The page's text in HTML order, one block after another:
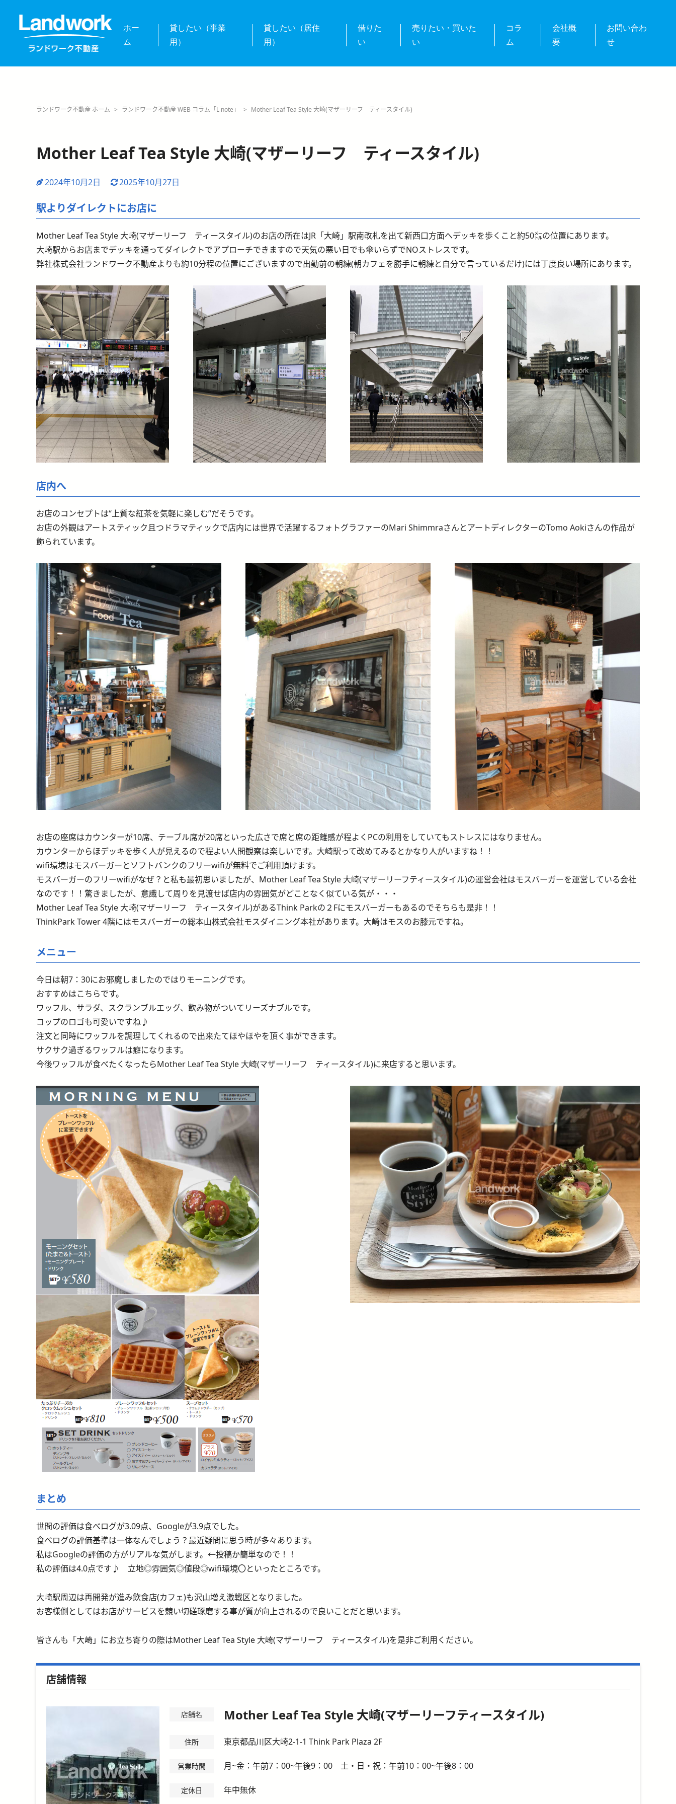
ホー
ム
貸したい（事業
用）
貸したい（居住
用）
借りた
い
売りたい・買いた
い
コラ
ム
会社概
要
お問い合わ
せ
ランドワーク不動産 ホーム > ランドワーク不動産 WEB コラム「L note」 > Mother Leaf Tea Style 大崎(マザーリーフ ティースタイル)
Mother Leaf Tea Style 大崎(マザーリーフ ティースタイル)
2024年10月2日 2025年10月27日
駅よりダイレクトにお店に
Mother Leaf Tea Style 大崎(マザーリーフ ティースタイル)のお店の所在はJR「大崎」駅南改札を出て新西口方面へデッキを歩くこと約50㍍の位置にあります。
大崎駅からお店までデッキを通ってダイレクトでアプローチできますので天気の悪い日でも傘いらずでNOストレスです。
弊社株式会社ランドワーク不動産よりも約10分程の位置にございますので出勤前の朝練(朝カフェを勝手に朝練と自分で言っているだけ)には丁度良い場所にあります。
店内へ
お店のコンセプトは“上質な紅茶を気軽に楽しむ”だそうです。
お店の外観はアートスティック且つドラマティックで店内には世界で活躍するフォトグラファーのMari ShimmraさんとアートディレクターのTomo Aokiさんの作品が
飾られています。
お店の座席はカウンターが10席、テーブル席が20席といった広さで席と席の距離感が程よくPCの利用をしていてもストレスにはなりません。
カウンターからほデッキを歩く人が見えるので程よい人間観察は楽しいです。大崎駅って改めてみるとかなり人がいますね！！
wifi環境はモスバーガーとソフトバンクのフリーwifiが無料でご利用頂けます。
モスバーガーのフリーwifiがなぜ？と私も最初思いましたが、Mother Leaf Tea Style 大崎(マザーリーフティースタイル)の運営会社はモスバーガーを運営している会社
なのです！！驚きましたが、意識して周りを見渡せば店内の雰囲気がどことなく似ている気が・・・
Mother Leaf Tea Style 大崎(マザーリーフ ティースタイル)があるThink Parkの２Fにモスバーガーもあるのでそちらも是非！！
ThinkPark Tower 4階にはモスバーガーの総本山株式会社モスダイニング本社があります。大崎はモスのお膝元ですね。
メニュー
今日は朝7：30にお邪魔しましたのではりモーニングです。
おすすめはこちらです。
ワッフル、サラダ、スクランブルエッグ、飲み物がついてリーズナブルです。
コップのロゴも可愛いですね♪
注文と同時にワッフルを調理してくれるので出来たてほやほやを頂く事ができます。
サクサク過ぎるワッフルは癖になります。
今後ワッフルが食べたくなったらMother Leaf Tea Style 大崎(マザーリーフ ティースタイル)に来店すると思います。
まとめ
世間の評価は食べログが3.09点、Googleが3.9点でした。
食べログの評価基準は一体なんでしょう？最近疑問に思う時が多々あります。
私はGoogleの評価の方がリアルな気がします。←投稿か簡単なので！！
私の評価は4.0点です♪ 立地◎雰囲気◎値段◎wifi環境〇といったところです。
大崎駅周辺は再開発が進み飲食店(カフェ)も沢山増え激戦区となりました。
お客様側としてはお店がサービスを競い切磋琢磨する事が質が向上されるので良いことだと思います。
皆さんも「大崎」にお立ち寄りの際はMother Leaf Tea Style 大崎(マザーリーフ ティースタイル)を是非ご利用ください。
店舗情報
店舗名 Mother Leaf Tea Style 大崎(マザーリーフティースタイル)
住所 東京都品川区大崎2-1-1 Think Park Plaza 2F
営業時間 月~金：午前7：00~午後9：00 土・日・祝：午前10：00~午後8：00
定休日 年中無休